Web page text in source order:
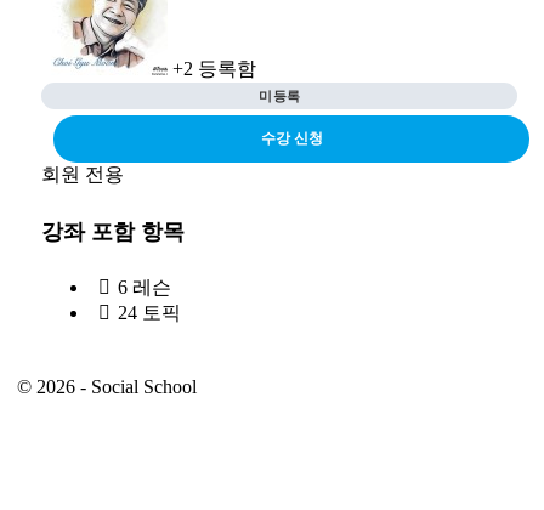
과적 카피 작성요령 100가지
#50. 그래서 브랜딩이 필요합니다 – 수많은 이름 중에 단 하
나의 브랜드가 되기 위한 방법
#49. 리:티핑 포인트 – 위기 극복의 11가지 반전 포인트와 45
가지 실전 전략
#48. 레버리지 – 자본주의 속에 숨겨진 부의 비밀
#47. 떠난 고객도 다시 돌아오게 하는 10가지 질문
#46. 스토리의 과학 – 비즈니스 현장에서 써먹는 팔리는 스
#45. 타이탄의 도구들 – 정상의 자리에 오른 사람들의 61가
지 성공비밀
+2 등록함
미등록
수강 신청
회원 전용
강좌 포함 항목
6 레슨
24 토픽
© 2026 - Social School